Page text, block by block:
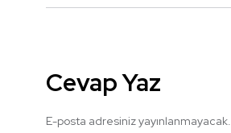
Cevap Yaz
E-posta adresiniz yayınlanmayacak.